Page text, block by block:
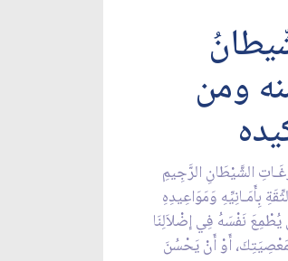
ومن
الشَّيْطَانِ الرَّجِيمِ
بِأَمَـانِيِّهِ وَمَوَاعِيدِهِ
نَفْسَهُ فِي إضْلاَلِنَا
أَوْ أَنْ يَحْسُنَ